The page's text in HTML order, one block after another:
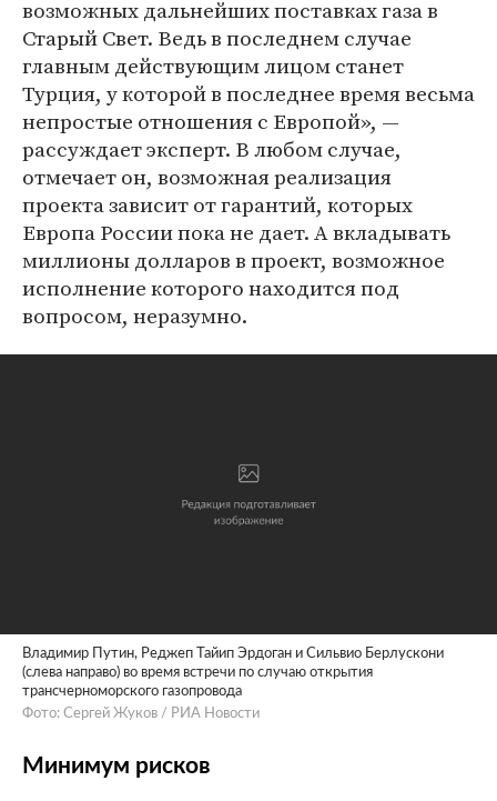
возможных дальнейших поставках газа в
Старый Свет. Ведь в последнем случае
главным действующим лицом станет
Турция, у которой в последнее время весьма
непростые отношения с Европой», —
рассуждает эксперт. В любом случае,
отмечает он, возможная реализация
проекта зависит от гарантий, которых
Европа России пока не дает. А вкладывать
миллионы долларов в проект, возможное
исполнение которого находится под
вопросом, неразумно.
Владимир Путин, Реджеп Тайип Эрдоган и Сильвио Берлускони
(слева направо) во время встречи по случаю открытия
трансчерноморского газопровода
Фото: Сергей Жуков / РИА Новости
Минимум рисков